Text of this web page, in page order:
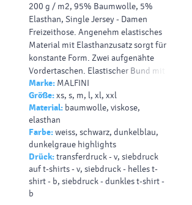
200 g / m2, 95% Baumwolle, 5%
Elasthan, Single Jersey - Damen
Freizeithose. Angenehm elastisches
Material mit Elasthanzusatz sorgt für
konstante Form. Zwei aufgenähte
Vordertaschen. Elastischer Bund mit
eingenähtem Gummi.
mit Tunnelzug am unteren Saum.
Geeignet zum Bedrucken und
Besticken.
Marke: MALFINI
Größe:xs, s, m, l, xl, xxl
Material: baumwolle, viskose,
elasthan
Farbe:weiss, schwarz, dunkelblau,
dunkelgraue highlights
Drück:transferdruck - v, siebdruck
auf t-shirts - v, siebdruck - helles t-
shirt - b, siebdruck - dunkles t-shirt -
b